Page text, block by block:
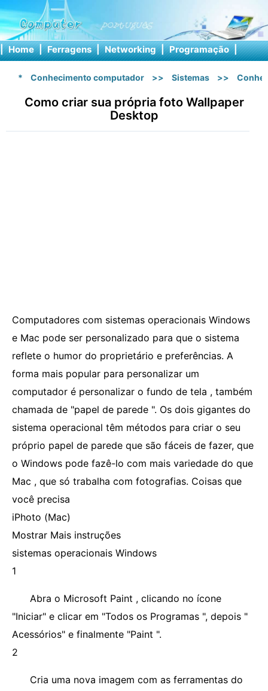
| Home | Ferragens | Networking | Programação |
* Conhecimento computador >> Sistemas >>
Como criar sua própria foto Wallpaper
Desktop
Computadores com sistemas operacionais Windows
e Mac pode ser personalizado para que o sistema
reflete o humor do proprietário e preferências. A
forma mais popular para personalizar um
computador é personalizar o fundo de tela , também
chamada de "papel de parede ". Os dois gigantes do
sistema operacional têm métodos para criar o seu
próprio papel de parede que são fáceis de fazer, que
o Windows pode fazê-lo com mais variedade do que
Mac , que só trabalha com fotografias. Coisas que
você precisa
iPhoto (Mac)
Mostrar Mais instruções
sistemas operacionais Windows
1
Abra o Microsoft Paint , clicando no ícone
"Iniciar" e clicar em "Todos os Programas ", depois "
Acessórios" e finalmente "Paint ".
2
Cria uma nova imagem com as ferramentas do